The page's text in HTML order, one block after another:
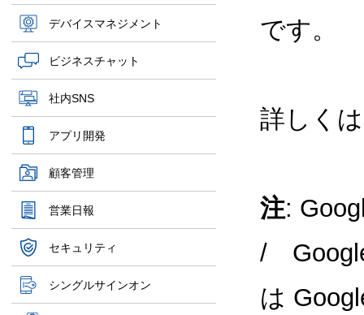
デバイスマネジメント
ビジネスチャット
社内SNS
アプリ開発
顧客管理
営業日報
セキュリティ
シングルサインオン
です。
詳しく
注:
/
は